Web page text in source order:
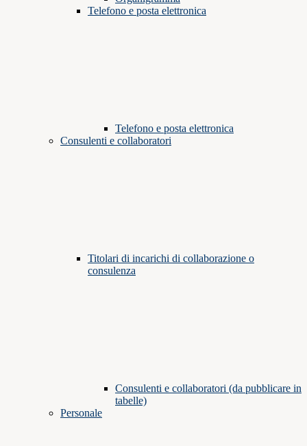
Telefono e posta elettronica
Telefono e posta elettronica
Consulenti e collaboratori
Titolari di incarichi di collaborazione o
consulenza
Consulenti e collaboratori (da pubblicare in
tabelle)
Personale